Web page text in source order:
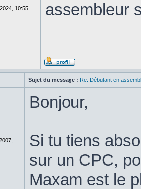
10:55
assembleur
Sujet du message : Re: Débutant en
Bonjour,
Si tu tiens
sur un CPC,
Maxam est le